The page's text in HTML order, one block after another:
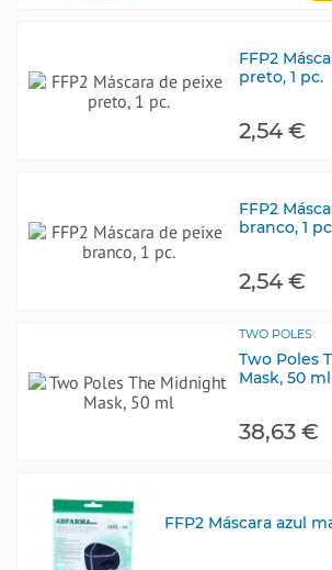
FFP2
preto, 1 pc.
2,54 €
FFP2
branco, 1
2,54 €
TWO POLES
Two Poles
Mask, 50 ml
38,63 €
FFP2 Máscara azul